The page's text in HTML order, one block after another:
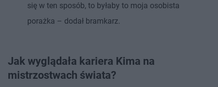
się w ten sposób, to byłaby to moja osobista
porażka – dodał bramkarz.
Jak wyglądała kariera Kima na
mistrzostwach świata?